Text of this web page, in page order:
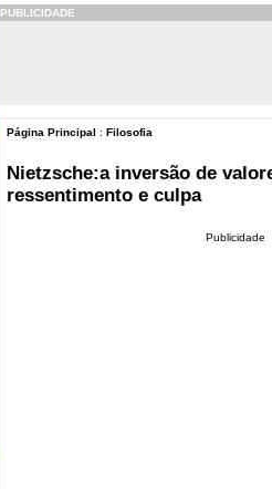
PUBLICIDADE
Página Principal : Filosofia
Nietzsche:a inversão de
ressentimento e culpa
Publicidade